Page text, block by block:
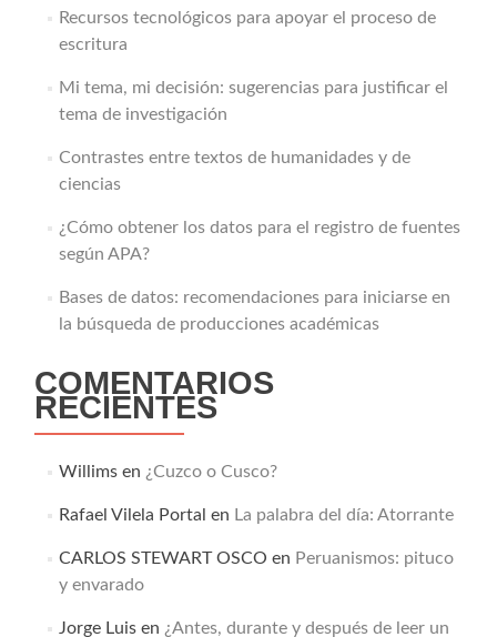
Recursos tecnológicos para apoyar el proceso de
escritura
Mi tema, mi decisión: sugerencias para justificar el
tema de investigación
Contrastes entre textos de humanidades y de
ciencias
¿Cómo obtener los datos para el registro de fuentes
según APA?
Bases de datos: recomendaciones para iniciarse en
la búsqueda de producciones académicas
COMENTARIOS
RECIENTES
Willimsen ¿Cuzco o Cusco?
Rafael Vilela Portal en La palabra del día: Atorrante
CARLOS STEWART OSCO en Peruanismos: pituco
y envarado
Jorge Luisen ¿Antes, durante y después de leer un